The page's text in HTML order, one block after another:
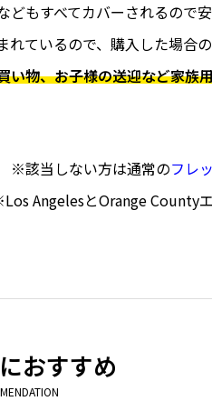
もすべてカバーされるので
ているので、購入した場合
い物、お子様の送迎など家族
※該当しない方は通常のフレ
AngelesとOrange County
おすすめ